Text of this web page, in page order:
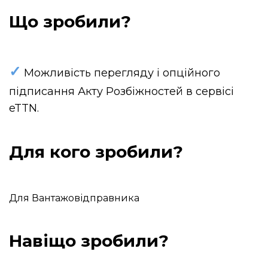
Що зробили?
✓ Можливість перегляду і опційного
підписання Акту Розбіжностей в сервісі
eTTN.
Для кого зробили?
Для Вантажовідправника
Навіщо зробили?